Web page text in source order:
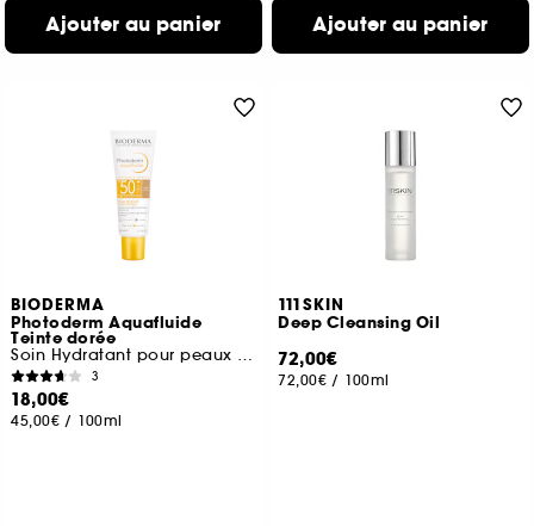
Ajouter au panier Ajouter au panier
BIODERMA
Photoderm Aquafluide
Teinte dorée
Soin Hydratant pour peaux sensibles
3
18,00€
45,00€ / 100ml
111SKIN
Deep Cleansing Oil
72,00€
72,00€ / 100ml